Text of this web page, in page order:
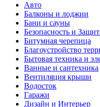
Авто
Балконы и лоджии
Бани и сауны
Безопасность и
Битумная черепица
Благоустройство
Бытовая техника и
Ванные и сантехника
Вентиляция крыши
Водосток
Гаражи
Дизайн и Интерьер